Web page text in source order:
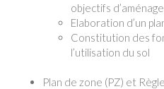
objectifs
Elaboration d’un
Constitution des
l’utilisation du sol
Plan de zone (PZ) et